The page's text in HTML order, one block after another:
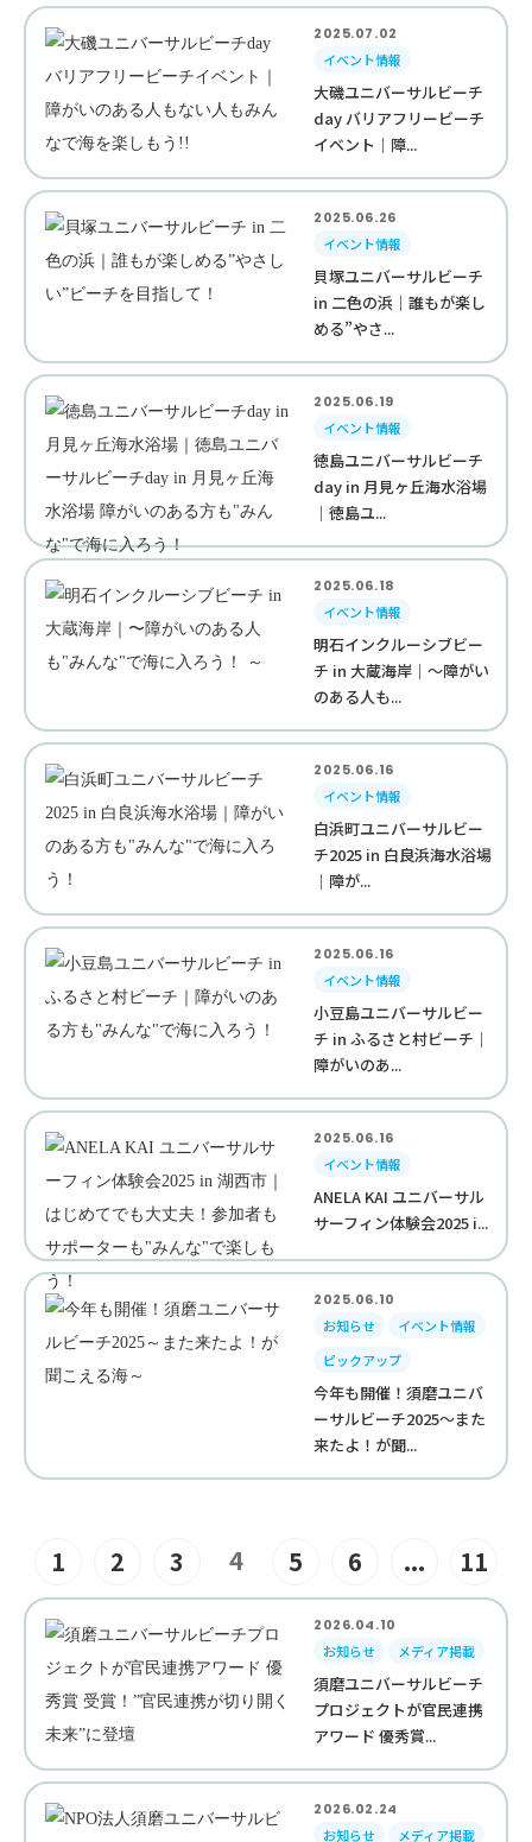
2025.07.02
イベント情報
大磯ユニバーサルビーチ
day バリアフリービーチ
イベント｜障...
2025.06.26
イベント情報
貝塚ユニバーサルビーチ
in 二色の浜｜誰もが楽し
める”やさ...
2025.06.19
イベント情報
徳島ユニバーサルビーチ
day in 月見ヶ丘海水浴場
｜徳島ユ...
2025.06.18
イベント情報
明石インクルーシブビー
チ in 大蔵海岸｜〜障がい
のある人も...
2025.06.16
イベント情報
白浜町ユニバーサルビー
チ2025 in 白良浜海水浴場
｜障が...
2025.06.16
イベント情報
小豆島ユニバーサルビー
チ in ふるさと村ビーチ｜
障がいのあ...
2025.06.16
イベント情報
ANELA KAI ユニバーサル
サーフィン体験会2025 i...
2025.06.10
お知らせ
イベント情報
ピックアップ
今年も開催！須磨ユニバ
ーサルビーチ2025～また
来たよ！が聞...
1 2 3 4 5 6 ... 11
2026.04.10
お知らせ
メディア掲載
須磨ユニバーサルビーチ
プロジェクトが官民連携
アワード 優秀賞...
2026.02.24
お知らせ
メディア掲載